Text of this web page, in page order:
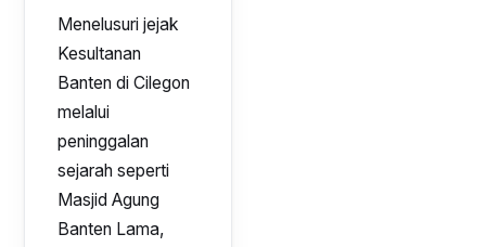
Menelusuri jejak
Kesultanan
Banten di Cilegon
melalui
peninggalan
sejarah seperti
Masjid Agung
Banten Lama,